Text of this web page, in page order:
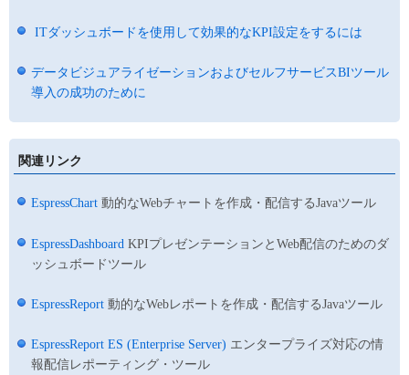
ITダッシュボードを使用して効果的なKPI設定をするには
データビジュアライゼーションおよびセルフサービスBIツール
導入の成功のために
関連リンク
EspressChart 動的なWebチャートを作成・配信するJavaツール
EspressDashboard KPIプレゼンテーションとWeb配信のためのダ
ッシュボードツール
EspressReport 動的なWebレポートを作成・配信するJavaツール
EspressReport ES (Enterprise Server) エンタープライズ対応の情
報配信レポーティング・ツール